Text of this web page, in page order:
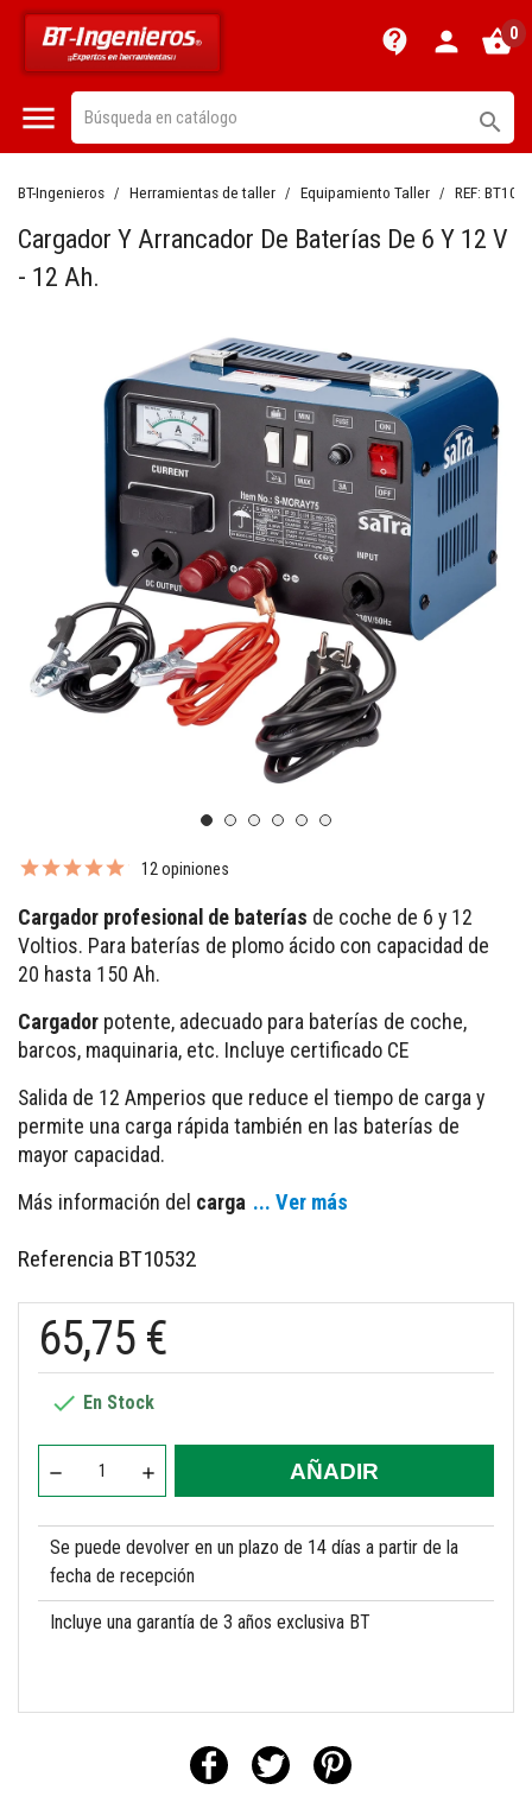
contact_support person shopping_basket0
 
BT-Ingenieros Herramientas de taller Equipamiento Taller REF:
Cargador Y Arrancador De Baterías De 6 Y 12 V
- 12 Ah.
12 opiniones
Cargador profesional de baterías de coche de 6 y 12
Voltios. Para baterías de plomo ácido con capacidad de
20 hasta 150 Ah.
Cargador potente, adecuado para baterías de coche,
barcos, maquinaria, etc. Incluye certificado CE
Salida de 12 Amperios que reduce el tiempo de carga y
permite una carga rápida también en las baterías de
mayor capacidad.
Más información del carga ... Ver más
Referencia BT10532
65,75 €
 En Stock
AÑADIR
Se puede devolver en un plazo de 14 días a partir de la
fecha de recepción
Incluye una garantía de 3 años exclusiva BT